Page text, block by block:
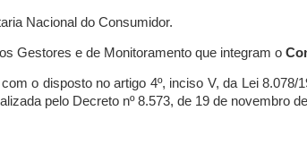
Nacional do Consumidor.
Gestores e de Monitoramento que integram o
o disposto no artigo 4º, inciso V, da Lei
pelo Decreto nº 8.573, de 19 de novembro